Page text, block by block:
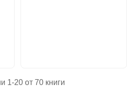
1-20 от 70 книги